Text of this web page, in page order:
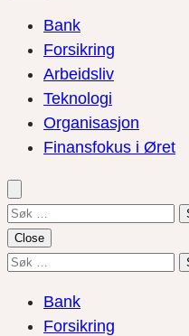
Bank
Forsikring
Arbeidsliv
Teknologi
Organisasjon
Finansfokus i Øret
Søk
etter:
Close
Søk
Bank
Forsikring